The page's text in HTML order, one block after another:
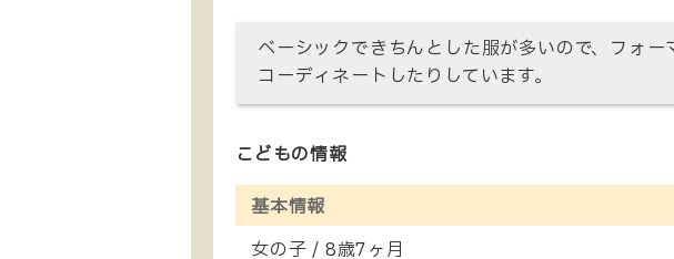
ベーシックできちんとした服が多いので、フォ
コーディネートしたりしています。
こどもの情報
基本情報
女の子 / 8歳7ヶ月